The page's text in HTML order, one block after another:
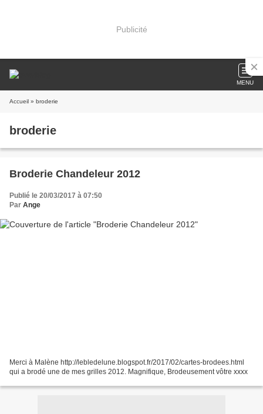
Publicité
MENU
Accueil » broderie
broderie
Broderie Chandeleur 2012
Publié le 20/03/2017 à 07:50
Par Ange
Merci à Malène http://lebledelune.blogspot.fr/2017/02/cartes-brodees.html
qui a brodé une de mes grilles 2012. Magnifique, Brodeusement vôtre xxxx